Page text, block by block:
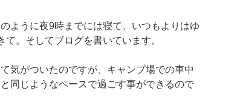
ように夜9時までには寝て、いつもよりはゆ
て。そしてブログを書いています。
気がついたのですが、キャンプ場での車中
同じようなペースで過ごす事ができるので